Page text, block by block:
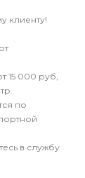
клиенту!
15 000 руб,
по
в службу